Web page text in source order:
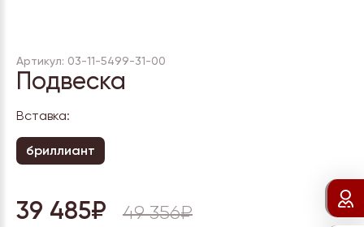
Артикул: 03-11-5499-31-00
Подвеска
Вставка:
бриллиант
39 485₽ 49 356₽